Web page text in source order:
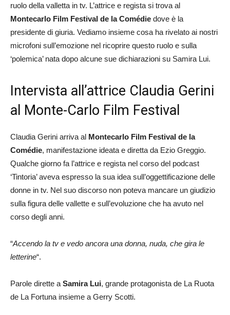
ruolo della valletta in tv. L’attrice e regista si trova al
Montecarlo Film Festival de la Comédie dove è la
presidente di giuria. Vediamo insieme cosa ha rivelato ai nostri
microfoni sull’emozione nel ricoprire questo ruolo e sulla
‘polemica’ nata dopo alcune sue dichiarazioni su Samira Lui.
Intervista all’attrice Claudia Gerini
al Monte-Carlo Film Festival
Claudia Gerini arriva al Montecarlo Film Festival de la
Comédie, manifestazione ideata e diretta da Ezio Greggio.
Qualche giorno fa l’attrice e regista nel corso del podcast
‘Tintoria’ aveva espresso la sua idea sull’oggettificazione delle
donne in tv. Nel suo discorso non poteva mancare un giudizio
sulla figura delle vallette e sull’evoluzione che ha avuto nel
corso degli anni.
“Accendo la tv e vedo ancora una donna, nuda, che gira le
letterine“.
Parole dirette a Samira Lui, grande protagonista de La Ruota
de La Fortuna insieme a Gerry Scotti.